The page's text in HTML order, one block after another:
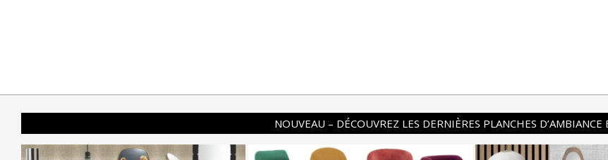
NOUVEAU – DÉCOUVREZ LES DERNIÈRES PLANCHES